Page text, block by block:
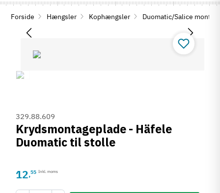
Forside Hængsler Kophængsler Duomatic/Salice
329.88.609
Krydsmontageplade - Häfele
Duomatic til stolle
12,55 Inkl. moms